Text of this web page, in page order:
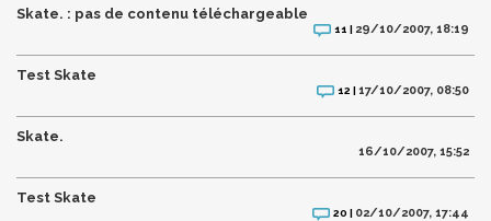
Skate. : pas de contenu téléchargeable
11 | 29/10/2007, 18:19
Test Skate
12 |17/10/2007, 08:50
Skate.
16/10/2007, 15:52
Test Skate
20 | 02/10/2007, 17:44